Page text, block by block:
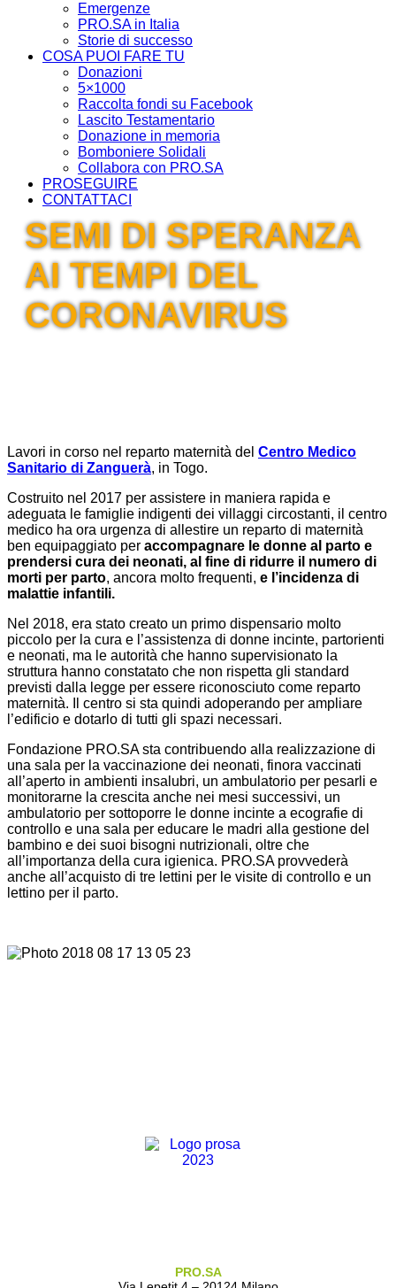
Emergenze
PRO.SA in Italia
Storie di successo
COSA PUOI FARE TU
Donazioni
5×1000
Raccolta fondi su Facebook
Lascito Testamentario
Donazione in memoria
Bomboniere Solidali
Collabora con PRO.SA
PROSEGUIRE
CONTATTACI
SEMI DI SPERANZA
AI TEMPI DEL
CORONAVIRUS
Lavori in corso nel reparto maternità del Centro Medico
Sanitario di Zanguerà, in Togo.
Costruito nel 2017 per assistere in maniera rapida e
adeguata le famiglie indigenti dei villaggi circostanti, il centro
medico ha ora urgenza di allestire un reparto di maternità
ben equipaggiato per accompagnare le donne al parto e
prendersi cura dei neonati, al fine di ridurre il numero di
morti per parto, ancora molto frequenti, e l’incidenza di
malattie infantili.
Nel 2018, era stato creato un primo dispensario molto
piccolo per la cura e l’assistenza di donne incinte, partorienti
e neonati, ma le autorità che hanno supervisionato la
struttura hanno constatato che non rispetta gli standard
previsti dalla legge per essere riconosciuto come reparto
maternità. Il centro si sta quindi adoperando per ampliare
l’edificio e dotarlo di tutti gli spazi necessari.
Fondazione PRO.SA sta contribuendo alla realizzazione di
una sala per la vaccinazione dei neonati, finora vaccinati
all’aperto in ambienti insalubri, un ambulatorio per pesarli e
monitorarne la crescita anche nei mesi successivi, un
ambulatorio per sottoporre le donne incinte a ecografie di
controllo e una sala per educare le madri alla gestione del
bambino e dei suoi bisogni nutrizionali, oltre che
all’importanza della cura igienica. PRO.SA provvederà
anche all’acquisto di tre lettini per le visite di controllo e un
lettino per il parto.
PRO.SA